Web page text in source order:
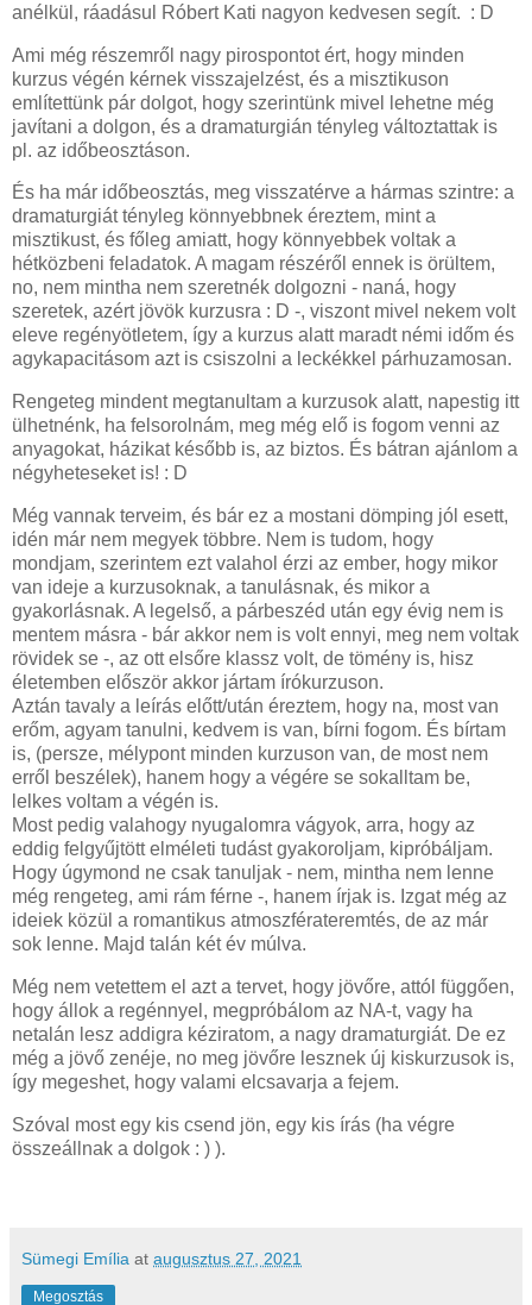
anélkül, ráadásul Róbert Kati nagyon kedvesen segít. : D
Ami még részemről nagy pirospontot ért, hogy minden
kurzus végén kérnek visszajelzést, és a misztikuson
említettünk pár dolgot, hogy szerintünk mivel lehetne még
javítani a dolgon, és a dramaturgián tényleg változtattak is
pl. az időbeosztáson.
És ha már időbeosztás, meg visszatérve a hármas szintre: a
dramaturgiát tényleg könnyebbnek éreztem, mint a
misztikust, és főleg amiatt, hogy könnyebbek voltak a
hétközbeni feladatok. A magam részéről ennek is örültem,
no, nem mintha nem szeretnék dolgozni - naná, hogy
szeretek, azért jövök kurzusra : D -, viszont mivel nekem volt
eleve regényötletem, így a kurzus alatt maradt némi időm és
agykapacitásom azt is csiszolni a leckékkel párhuzamosan.
Rengeteg mindent megtanultam a kurzusok alatt, napestig itt
ülhetnénk, ha felsorolnám, meg még elő is fogom venni az
anyagokat, házikat később is, az biztos. És bátran ajánlom a
négyheteseket is! : D
Még vannak terveim, és bár ez a mostani dömping jól esett,
idén már nem megyek többre. Nem is tudom, hogy
mondjam, szerintem ezt valahol érzi az ember, hogy mikor
van ideje a kurzusoknak, a tanulásnak, és mikor a
gyakorlásnak. A legelső, a párbeszéd után egy évig nem is
mentem másra - bár akkor nem is volt ennyi, meg nem voltak
rövidek se -, az ott elsőre klassz volt, de tömény is, hisz
életemben először akkor jártam írókurzuson.
Aztán tavaly a leírás előtt/után éreztem, hogy na, most van
erőm, agyam tanulni, kedvem is van, bírni fogom. És bírtam
is, (persze, mélypont minden kurzuson van, de most nem
erről beszélek), hanem hogy a végére se sokalltam be,
lelkes voltam a végén is.
Most pedig valahogy nyugalomra vágyok, arra, hogy az
eddig felgyűjtött elméleti tudást gyakoroljam, kipróbáljam.
Hogy úgymond ne csak tanuljak - nem, mintha nem lenne
még rengeteg, ami rám férne -, hanem írjak is. Izgat még az
ideiek közül a romantikus atmoszférateremtés, de az már
sok lenne. Majd talán két év múlva.
Még nem vetettem el azt a tervet, hogy jövőre, attól függően,
hogy állok a regénnyel, megpróbálom az NA-t, vagy ha
netalán lesz addigra kéziratom, a nagy dramaturgiát. De ez
még a jövő zenéje, no meg jövőre lesznek új kiskurzusok is,
így megeshet, hogy valami elcsavarja a fejem.
Szóval most egy kis csend jön, egy kis írás (ha végre
összeállnak a dolgok : ) ).
Sümegi Emília at augusztus 27, 2021
Megosztás